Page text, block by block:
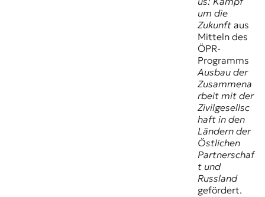
um die
Zukunftaus
Mitteln des
ÖPR-
Programms
Ausbau der
Zusammena
rbeit mit der
Zivilgesellsc
haft in den
Ländern der
Östlichen
Partnerschaf
t und
Russland
gefördert.